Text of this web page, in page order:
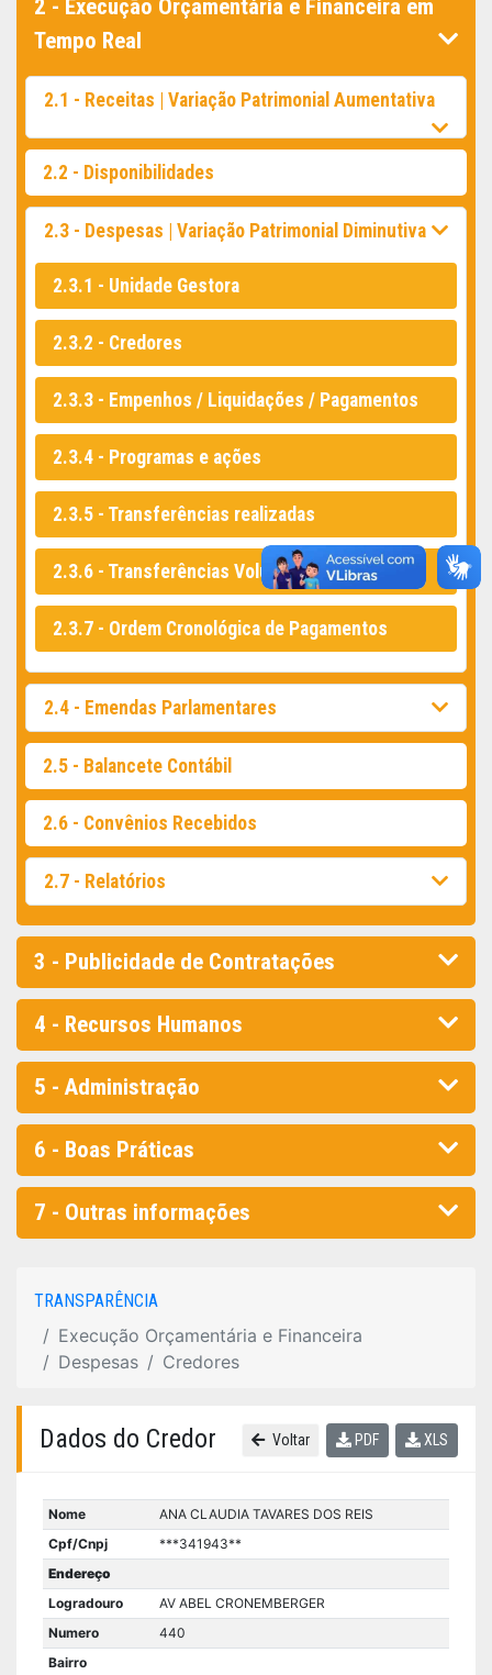
2 - Execução Orçamentária e Financeira em
Tempo Real
2.1 - Receitas | Variação Patrimonial Aumentativa
2.2 - Disponibilidades
2.3 - Despesas | Variação Patrimonial Diminutiva
2.3.1 - Unidade Gestora
2.3.2 - Credores
2.3.3 - Empenhos / Liquidações / Pagamentos
2.3.4 - Programas e ações
2.3.5 - Transferências realizadas
2.3.6 - Transferências Voluntárias Realizadas
2.3.7 - Ordem Cronológica de Pagamentos
2.4 - Emendas Parlamentares
2.5 - Balancete Contábil
2.6 - Convênios Recebidos
2.7 - Relatórios
3 - Publicidade de Contratações
4 - Recursos Humanos
5 - Administração
6 - Boas Práticas
7 - Outras informações
TRANSPARÊNCIA
Execução Orçamentária e Financeira
Despesas
Credores
Dados do Credor Voltar PDF XLS
Nome
ANA CLAUDIA TAVARES DOS REIS
Cpf/Cnpj
***341943**
Endereço
Logradouro
AV ABEL CRONEMBERGER
Numero
440
Bairro